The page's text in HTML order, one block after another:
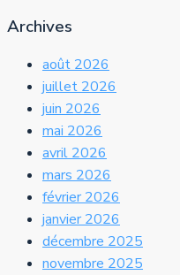
Archives
août 2026
juillet 2026
juin 2026
mai 2026
avril 2026
mars 2026
février 2026
janvier 2026
décembre 2025
novembre 2025